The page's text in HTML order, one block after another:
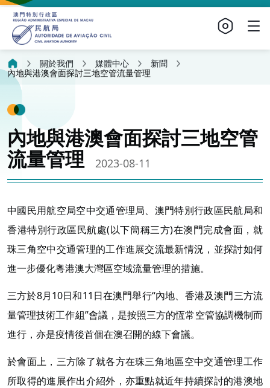
關於我們 媒體中心
新聞
內地與港澳會面探討三地空管流量管理
內地與港澳會面探討三地空管
流量管理
2023-08-11
中國民用航空局空中交通管理局、澳門特別行政區民航局和
香港特別行政區民航處(以下簡稱三方)在澳門完成會面，就
珠三角空中交通管理的工作進展交流最新情況，並探討如何
進一步優化粵港澳大灣區空域流量管理的措施。
三方於8月10日和11日在澳門舉行“內地、香港及澳門三方流
量管理技術工作組”會議，是按照三方的恆常空管協調機制而
進行，亦是疫情後首個在澳召開的線下會議。
於會面上，三方除了就各方在珠三角地區空中交通管理工作
所取得的進展作出介紹外，亦重點就近年持續探討的港澳地